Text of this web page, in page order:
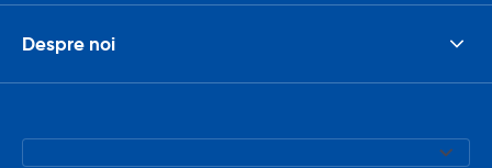
Despre noi